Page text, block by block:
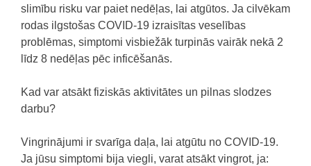
slimību risku var paiet nedēļas, lai atgūtos. Ja cilvēkam
rodas ilgstošas COVID-19 izraisītas veselības
problēmas, simptomi visbiežāk turpinās vairāk nekā 2
līdz 8 nedēļas pēc inficēšanās.
Kad var atsākt fiziskās aktivitātes un pilnas slodzes
darbu?
Vingrinājumi ir svarīga daļa, lai atgūtu no COVID-19.
Ja jūsu simptomi bija viegli, varat atsākt vingrot, ja: